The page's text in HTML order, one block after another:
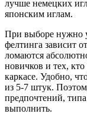
лучше немецких
японским иглам.
При выборе нужно
фелтинга зависит
ломаются
новичков и тех,
каркасе. Удобно,
из 5-7 штук.
предпочтений,
выполнить.